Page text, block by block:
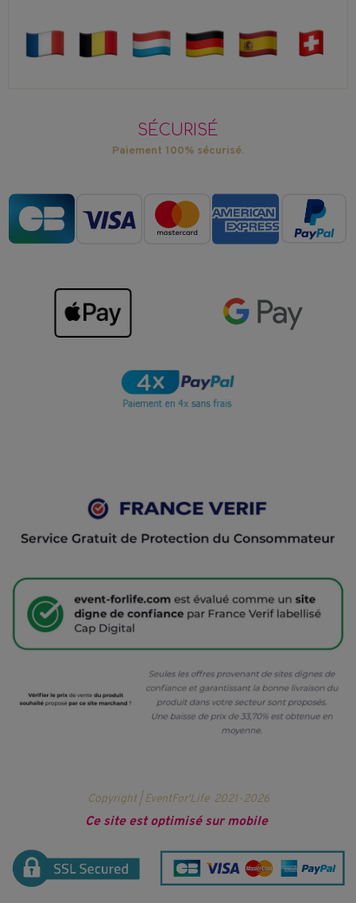
SÉCURISÉ
Paiement 100% sécurisé.
Copyright | EventFor'Life 2021-2026
Ce site est optimisé sur mobile